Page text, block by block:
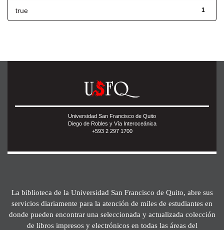
1
true
Universidad San Francisco de Quito
Diego de Robles y Vía Interoceánica
+593 2 297 1700
La biblioteca de la Universidad San Francisco de Quito, abre sus
servicios diariamente para la atención de miles de estudiantes en
donde pueden encontrar una seleccionada y actualizada colección
de libros impresos y electrónicos en todas las áreas del